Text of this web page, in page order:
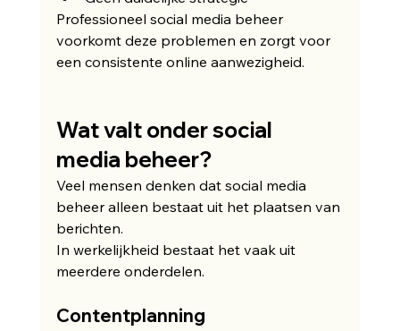
Professioneel social media beheer
voorkomt deze problemen en zorgt voor
een consistente online aanwezigheid.
Wat valt onder social
media beheer?
Veel mensen denken dat social media
beheer alleen bestaat uit het plaatsen van
berichten.
In werkelijkheid bestaat het vaak uit
meerdere onderdelen.
Contentplanning